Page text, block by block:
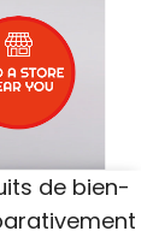
de bien-